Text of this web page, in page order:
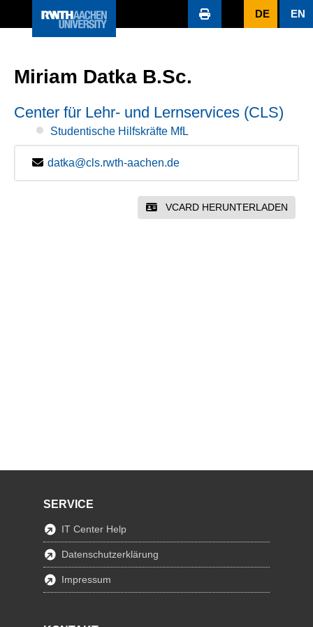
DE EN
Miriam Datka B.Sc.
Center für Lehr- und Lernservices (CLS)
Studentische Hilfskräfte MfL
datka@cls.rwth-aachen.de
VCARD HERUNTERLADEN
SERVICE
IT Center Help
Datenschutzerklärung
Impressum